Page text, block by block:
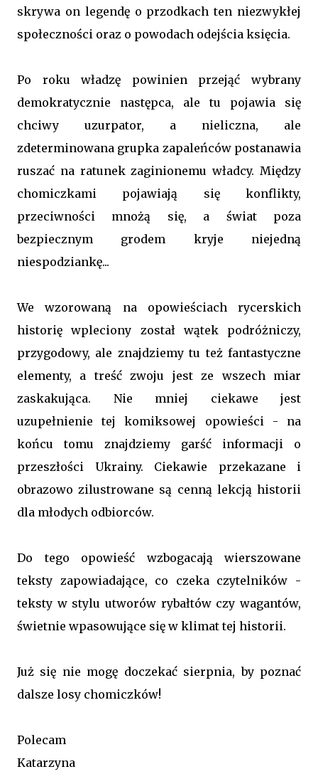
skrywa on legendę o przodkach ten niezwykłej
społeczności oraz o powodach odejścia księcia.
Po roku władzę powinien przejąć wybrany
demokratycznie następca, ale tu pojawia się
chciwy uzurpator, a nieliczna, ale
zdeterminowana grupka zapaleńców postanawia
ruszać na ratunek zaginionemu władcy. Między
chomiczkami pojawiają się konflikty,
przeciwności mnożą się, a świat poza
bezpiecznym grodem kryje niejedną
niespodziankę...
We wzorowaną na opowieściach rycerskich
historię wpleciony został wątek podróżniczy,
przygodowy, ale znajdziemy tu też fantastyczne
elementy, a treść zwoju jest ze wszech miar
zaskakująca. Nie mniej ciekawe jest
uzupełnienie tej komiksowej opowieści - na
końcu tomu znajdziemy garść informacji o
przeszłości Ukrainy. Ciekawie przekazane i
obrazowo zilustrowane są cenną lekcją historii
dla młodych odbiorców.
Do tego opowieść wzbogacają wierszowane
teksty zapowiadające, co czeka czytelników -
teksty w stylu utworów rybałtów czy wagantów,
świetnie wpasowujące się w klimat tej historii.
Już się nie mogę doczekać sierpnia, by poznać
dalsze losy chomiczków!
Polecam
Katarzyna